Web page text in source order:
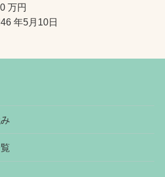
万円
年5月10日